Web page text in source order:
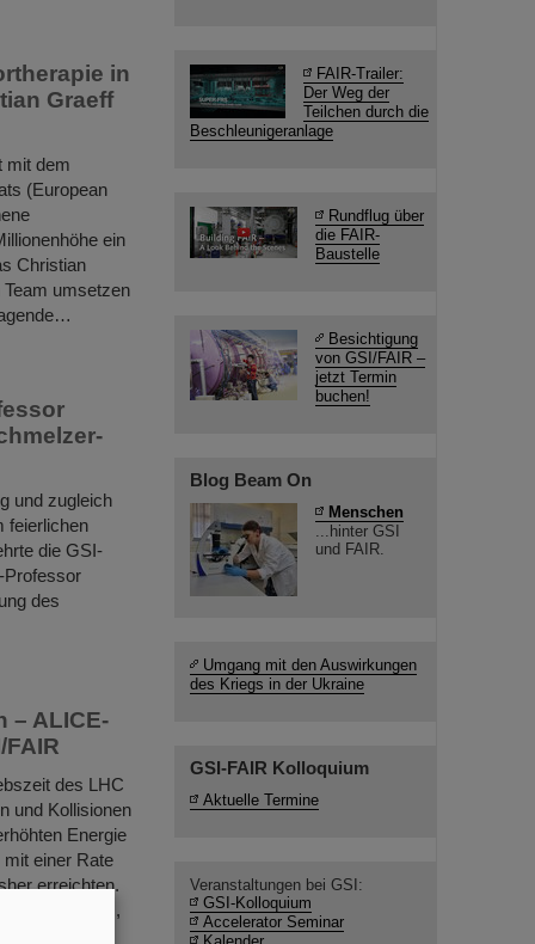
in
Graeff
mit dem
(European
ein
Christian
umsetzen
und zugleich
feierlichen
die GSI-
Professor
des
– ALICE-
des LHC
und Kollisionen
Energie
einer Rate
erreichten.
Experiments,
FAIR-Trailer:
Der Weg der
Teilchen durch die
Beschleunigeranlage
Rundflug über
die FAIR-
Baustelle
Besichtigung
von GSI/FAIR –
jetzt Termin
buchen!
Blog Beam On
Menschen
...hinter GSI
und FAIR.
Umgang mit den Auswirkungen
des Kriegs in der Ukraine
GSI-FAIR Kolloquium
Aktuelle Termine
Veranstaltungen bei GSI:
GSI-Kolloquium
Accelerator Seminar